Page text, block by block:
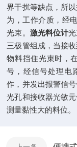
界干扰等缺点，所
为，工作介质，经
光束。 激光料位计
三极管组成，当接
物料挡住光束时，
号，经信号处理电
作，并发出报警信
光孔和接收器光敏
测量黏性大的料位。